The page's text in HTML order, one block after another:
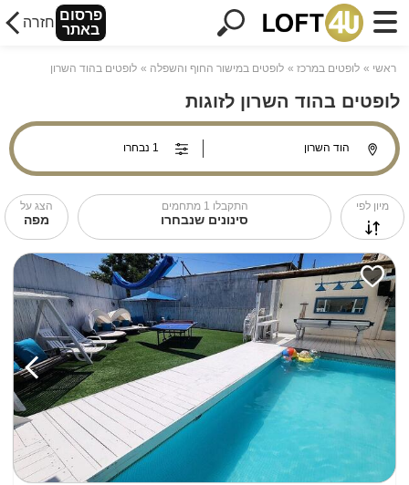
פרסום
באתר חזרה
ראשי לופטים במרכז לופטים במישור החוף והשפלה לופטים בהוד השרון
לופטים בהוד השרון לזוגות
מיון לפי התקבלו 1 מתחמים
סינונים שנבחרו
הצג על
מפה